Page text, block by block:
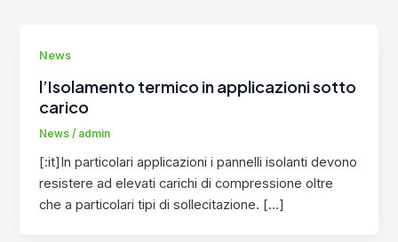
News
l’Isolamento termico in applicazioni sotto
carico
News / admin
[:it]In particolari applicazioni i pannelli isolanti devono
resistere ad elevati carichi di compressione oltre
che a particolari tipi di sollecitazione. […]